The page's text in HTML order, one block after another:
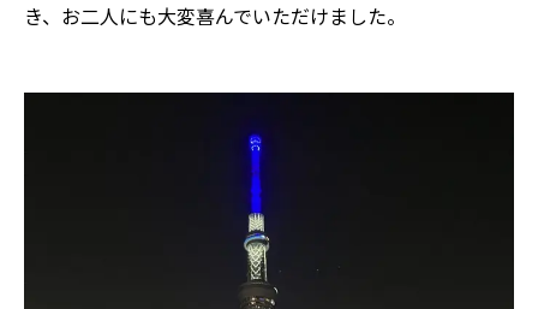
き、お二人にも大変喜んでいただけました。